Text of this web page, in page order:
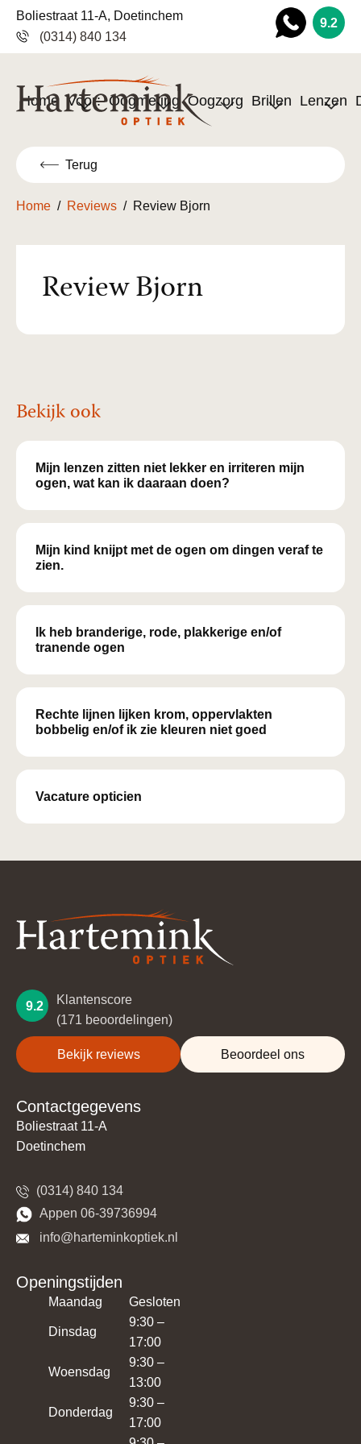
9.2
Boliestraat 11-A, Doetinchem
(0314) 840 134
Home Voor: Oogmeting Oogzorg Brillen Lenzen
Terug
Home / Reviews / Review Bjorn
Review Bjorn
Bekijk ook
Mijn lenzen zitten niet lekker en irriteren mijn
ogen, wat kan ik daaraan doen?
Mijn kind knijpt met de ogen om dingen veraf te
zien.
Ik heb branderige, rode, plakkerige en/of
tranende ogen
Rechte lijnen lijken krom, oppervlakten
bobbelig en/of ik zie kleuren niet goed
Vacature opticien
Contactgegevens
Boliestraat 11-A
Doetinchem
(0314) 840 134
​​Appen 06-39736994
​​​ info@harteminkoptiek.nl
Openingstijden
Maandag Gesloten
Dinsdag
9:30 –
17:00
Woensdag
9:30 –
13:00
Donderdag
9:30 –
17:00
9.2
Klantenscore
(171 beoordelingen)
Bekijk reviews Beoordeel ons